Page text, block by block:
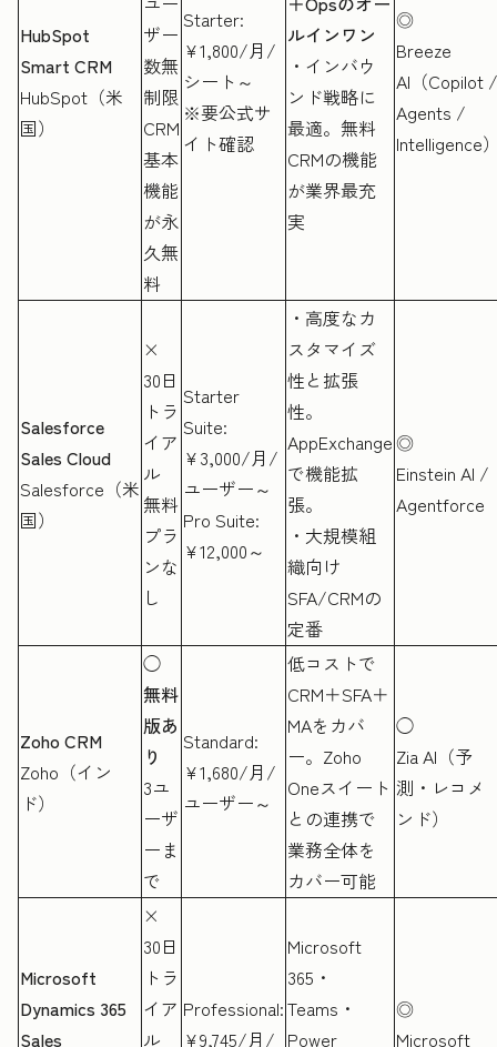
HubSpot
Smart CRM
HubSpot（米
国）
ザー
数無
制限
CRM
基本
機能
が永
久無
料
Starter:
¥1,800/月/
シート～
※要公式サ
イト確認
ルインワン
・インバウ
ンド戦略に
最適。無料
CRMの機能
が業界最充
実
◎
Breeze
AI（Copilot /
Agents /
Intelligence
Salesforce
Sales Cloud
Salesforce（米
国）
×
30日
トラ
イア
ル
無料
プラ
ンな
し
Starter
Suite:
¥3,000/月/
ユーザー～
Pro Suite:
¥12,000～
・高度なカ
スタマイズ
性と拡張
性。
AppExchange
で機能拡
張。
・大規模組
織向け
SFA/CRMの
定番
◎
Einstein AI /
Agentforce
Zoho CRM
Zoho（イン
ド）
◯
無料
版あ
り
3ユ
ーザ
ーま
で
Standard:
¥1,680/月/
ユーザー～
低コストで
CRM＋SFA＋
MAをカバ
ー。Zoho
Oneスイート
との連携で
業務全体を
カバー可能
◯
Zia AI（予
測・レコメ
ンド）
Microsoft
Dynamics 365
Sales
×
30日
トラ
イア
ル
Professional:
¥9,745/月/
Microsoft
365・
Teams・
Power
◎
Microsoft